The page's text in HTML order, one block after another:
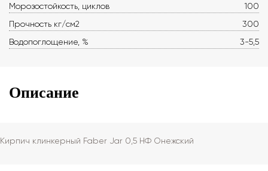
Морозостойкость, циклов
100
Прочность кг/см2
300
Водопоглощение, %
3-5,5
Описание
Кирпич клинкерный Faber Jar 0,5 НФ Онежский